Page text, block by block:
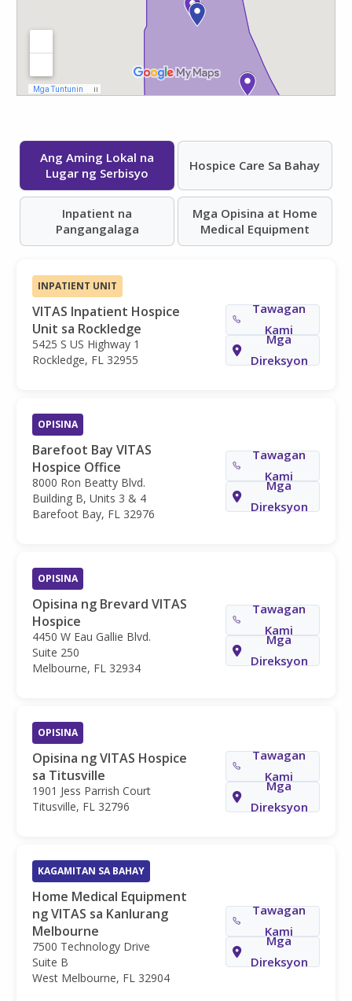
Ang Aming Lokal na
Lugar ng Serbisyo
Hospice Care Sa Bahay
Inpatient na
Pangangalaga
Mga Opisina at Home
Medical Equipment
INPATIENT UNIT
VITAS Inpatient Hospice
Unit sa Rockledge
5425 S US Highway 1
Rockledge, FL 32955
Tawagan
Kami
Mga
Direksyon
OPISINA
Barefoot Bay VITAS
Hospice Office
8000 Ron Beatty Blvd.
Building B, Units 3 & 4
Barefoot Bay, FL 32976
Tawagan
Kami
Mga
Direksyon
OPISINA
Opisina ng Brevard VITAS
Hospice
4450 W Eau Gallie Blvd.
Suite 250
Melbourne, FL 32934
Tawagan
Kami
Mga
Direksyon
OPISINA
Opisina ng VITAS Hospice
sa Titusville
1901 Jess Parrish Court
Titusville, FL 32796
Tawagan
Kami
Mga
Direksyon
KAGAMITAN SA BAHAY
Home Medical Equipment
ng VITAS sa Kanlurang
Melbourne
7500 Technology Drive
Suite B
West Melbourne, FL 32904
Tawagan
Kami
Mga
Direksyon